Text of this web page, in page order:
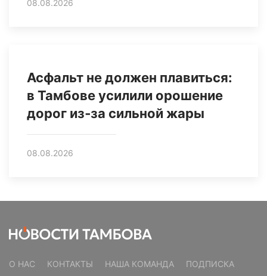
08.08.2026
Асфальт не должен плавиться:
в Тамбове усилили орошение
дорог из‑за сильной жары
08.08.2026
О НАС КОНТАКТЫ НАША КОМАНДА
ПОДПИСКА